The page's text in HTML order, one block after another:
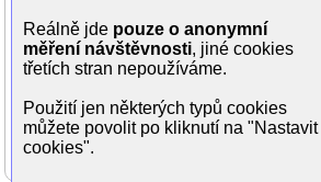
Radoslava Stupková-Boháčová ve
(1984, režie Jiří
(2/5)
Prodavač humoru
Radoslava Stupková-
Reálně jde pouze o anonymní
měření návštěvnosti, jiné cookies
třetích stran nepoužíváme.
Použití jen některých typů cookies
můžete povolit po kliknutí na "Nastavit
cookies".